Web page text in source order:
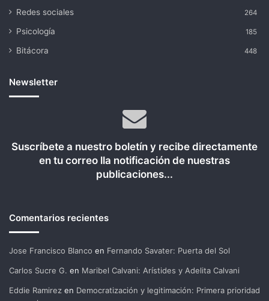
Redes sociales 264
Psicología 185
Bitácora 448
Newsletter
Suscríbete a nuestro boletín y recibe directamente
en tu correo lla notificación de nuestras
publicaciones...
Comentarios recientes
Jose Francisco Blanco en Fernando Savater: Puerta del Sol
Carlos Sucre G. en Maribel Calvani: Arístides y Adelita Calvani
Eddie Ramirez en Democratización y legitimación: Primera prioridad